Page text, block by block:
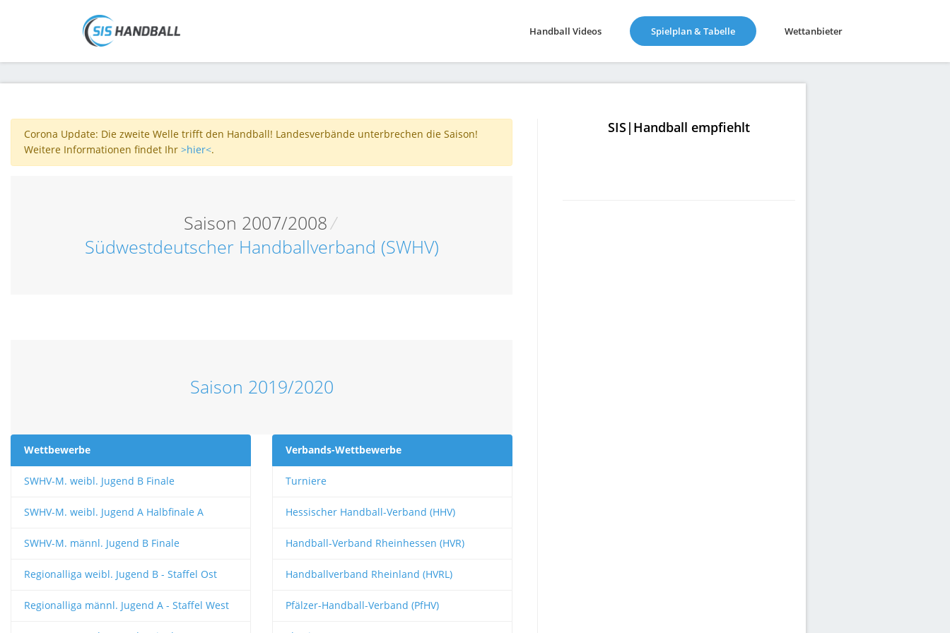
Handball Videos Spielplan & Tabelle(current) Wettanbieter
Corona Update: Die zweite Welle trifft den Handball! Landesverbände unterbrechen die Saison!
Weitere Informationen findet Ihr >hier<.
Saison 2007/2008/
Südwestdeutscher Handballverband (SWHV)
Saison 2019/2020
Wettbewerbe
SWHV-M. weibl. Jugend B Finale
SWHV-M. weibl. Jugend A Halbfinale A
SWHV-M. männl. Jugend B Finale
Regionalliga weibl. Jugend B - Staffel Ost
Regionalliga männl. Jugend A - Staffel West
Verbands-Wettbewerbe
Turniere
Hessischer Handball-Verband (HHV)
Handball-Verband Rheinhessen (HVR)
Handballverband Rheinland (HVRL)
Pfälzer-Handball-Verband (PfHV)
SIS|Handball empfiehlt